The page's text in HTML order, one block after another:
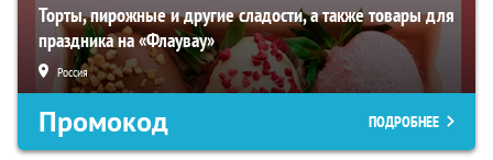
Торты, пирожные и другие сладости, а также товары для
праздника на «Флаувау»
Россия
Промокод ПОДРОБНЕЕ